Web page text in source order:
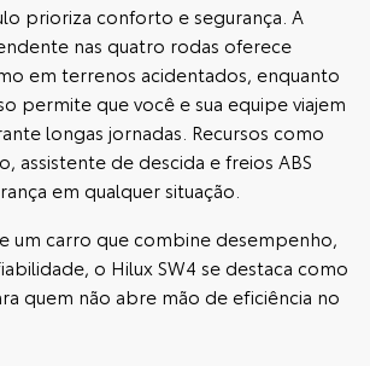
prioriza conforto e segurança. A
nas quatro rodas oferece
em terrenos acidentados, enquanto
permite que você e sua equipe viajem
longas jornadas. Recursos como
assistente de descida e freios ABS
em qualquer situação.
um carro que combine desempenho,
o Hilux SW4 se destaca como
quem não abre mão de eficiência no